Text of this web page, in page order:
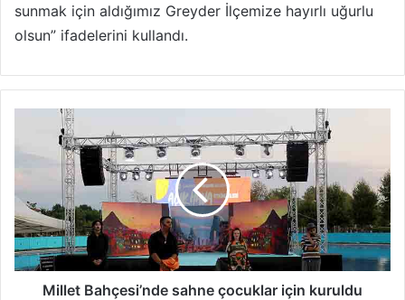
sunmak için aldığımız Greyder İlçemize hayırlı uğurlu
olsun” ifadelerini kullandı.
Bahçesi’nde
sahne
çocuklar
için
kuruldu
Millet Bahçesi’nde sahne çocuklar için kuruldu